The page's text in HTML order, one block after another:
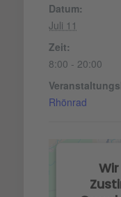
Datum:
Juli 11
Zeit:
8:00 - 20:00
Rhönrad